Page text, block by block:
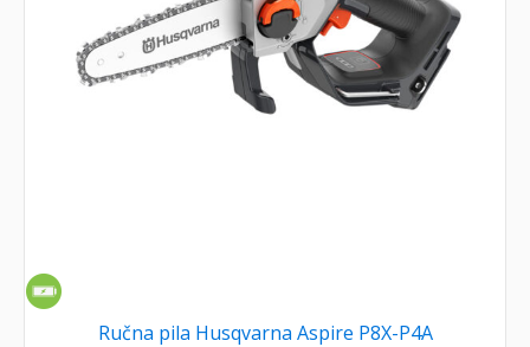
Ručna pila Husqvarna Aspire P8X-P4A